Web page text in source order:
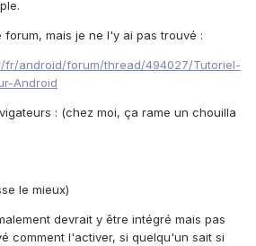
mais je ne l'y ai pas trouvé :
fr/android/forum/thread/494027/Tutoriel-
Android
: (chez moi, ça rame un chouilla
le mieux)
devrait y être intégré mais pas
comment l'activer, si quelqu'un sait si